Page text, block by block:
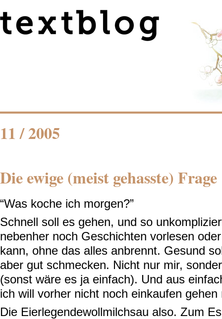
11 / 2005
Die ewige (meist gehasste) Frage
“Was koche ich morgen?”
Schnell soll es gehen, und so
nebenher noch Geschichten vorlesen
kann, ohne das alles anbrennt. Gesund
aber gut schmecken. Nicht nur mir,
(sonst wäre es ja einfach). Und aus
ich will vorher nicht noch einkaufen gehen
Die Eierlegendewollmilchsau also. Zum